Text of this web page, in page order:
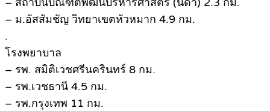
– ม.อัสสัมชัญ วิทยาเขตหัวหมาก 4.9 กม.
.
โรงพยาบาล
– รพ. สมิติเวชศรีนครินทร์ 8 กม.
– รพ.เวชธานี 4.5 กม.
– รพ.กรุงเทพ 11 กม.